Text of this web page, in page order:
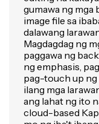
gumawa ng mga
image file sa
dalawang
Magdagdag ng
paggawa ng
ng emphasis,
pag-touch up ng
ilang mga
ang lahat ng ito
cloud-based